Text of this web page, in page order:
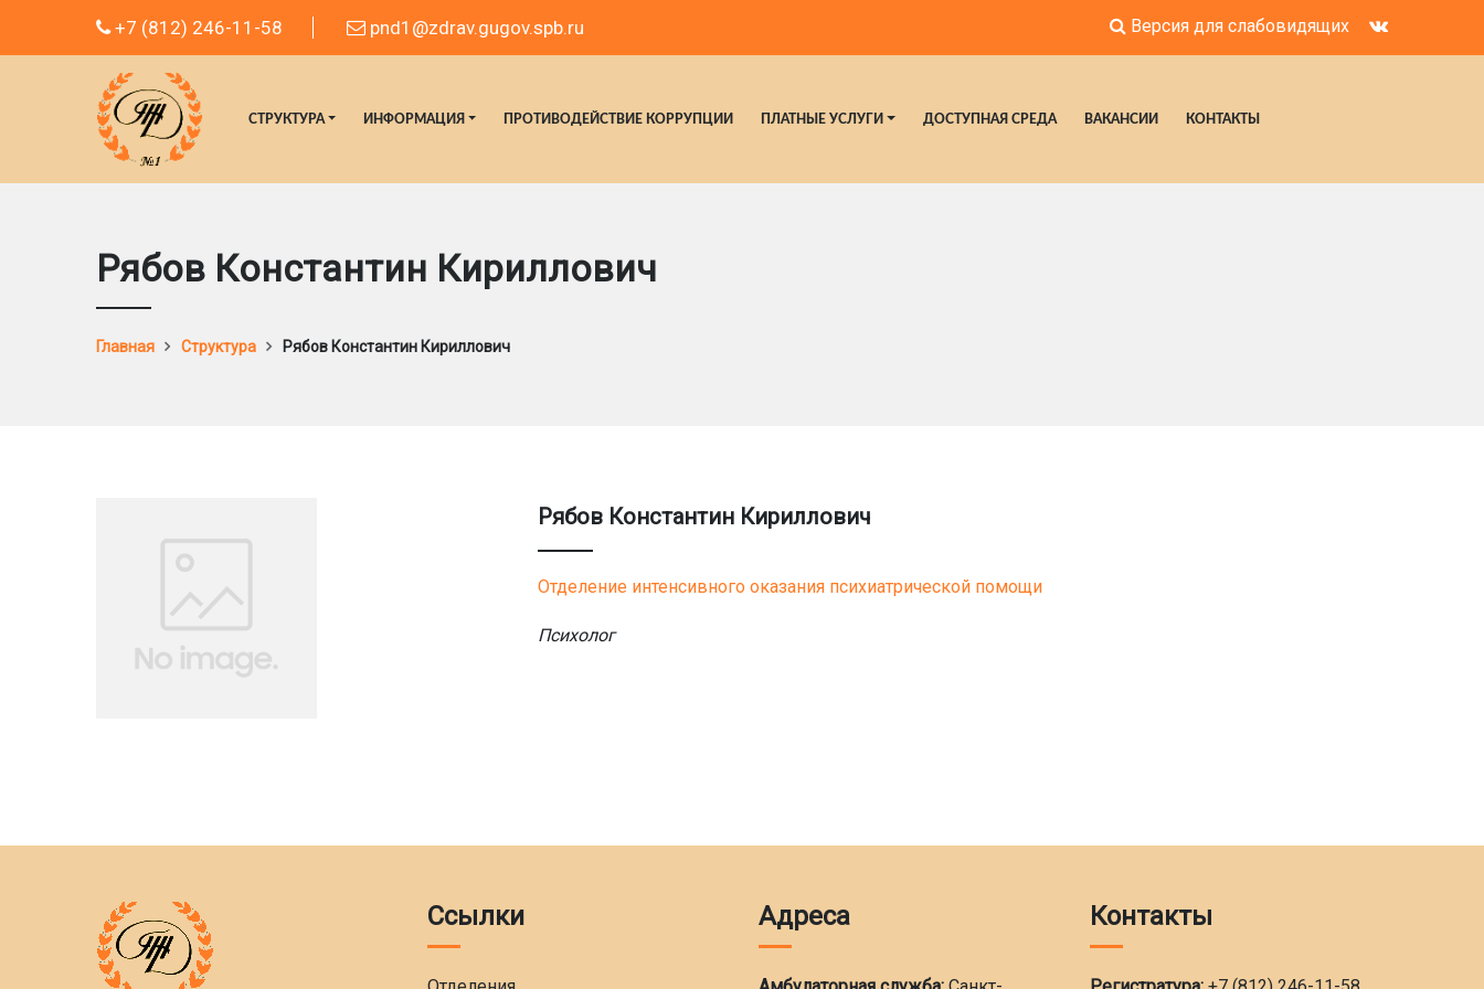
+7 (812) 246-11-58 pnd1@zdrav.gugov.spb.ru Версия для слабовидящих
СТРУКТУРА ИНФОРМАЦИЯ ПРОТИВОДЕЙСТВИЕ КОРРУПЦИИ ПЛАТНЫЕ УСЛУГИ ДОСТУПНАЯ СРЕДА ВАКАНСИИ КОНТАКТЫ
Рябов Константин Кириллович
Главная Структура Рябов Константин Кириллович
Рябов Константин Кириллович
Отделение интенсивного оказания психиатрической помощи
Психолог
Ссылки Адреса Контакты